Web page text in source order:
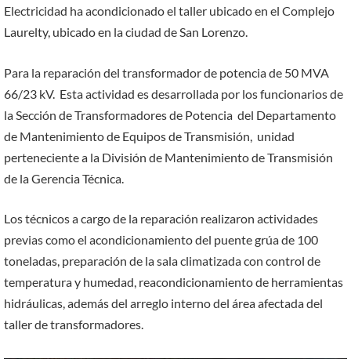
Electricidad ha acondicionado el taller ubicado en el Complejo
Laurelty, ubicado en la ciudad de San Lorenzo.
Para la reparación del transformador de potencia de 50 MVA
66/23 kV. Esta actividad es desarrollada por los funcionarios de
la Sección de Transformadores de Potencia del Departamento
de Mantenimiento de Equipos de Transmisión, unidad
perteneciente a la División de Mantenimiento de Transmisión
de la Gerencia Técnica.
Los técnicos a cargo de la reparación realizaron actividades
previas como el acondicionamiento del puente grúa de 100
toneladas, preparación de la sala climatizada con control de
temperatura y humedad, reacondicionamiento de herramientas
hidráulicas, además del arreglo interno del área afectada del
taller de transformadores.